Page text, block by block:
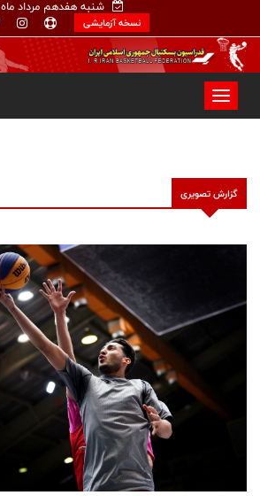
شنبه هفدهم مرداد ماه
نسخه آزمایشی
گزارش تصویری